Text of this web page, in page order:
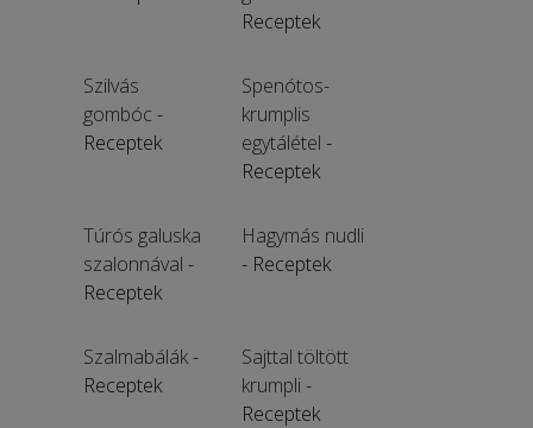
Receptek
Szilvás
gombóc -
Receptek
Spenótos-
krumplis
egytálétel -
Receptek
Túrós galuska
szalonnával -
Receptek
Hagymás nudli
- Receptek
Szalmabálák-
Receptek
Sajttal töltött
krumpli-
Receptek